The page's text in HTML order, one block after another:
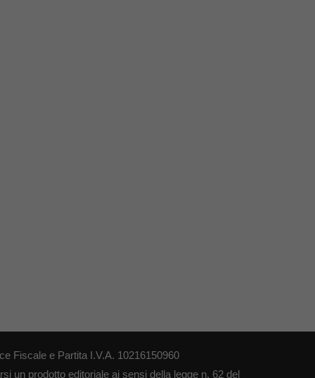
Fiscale e Partita I.V.A. 10216150960
un prodotto editoriale ai sensi della legge n. 62 del